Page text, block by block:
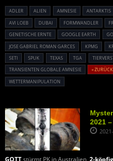
ADLER ALIEN AMNESIE ANTARKTIS
AVI LOEB
DUBAI FORMWANDLER
GENETISCHE ERNTE
GOOGLE EARTH
JOSE GABRIEL ROMAN GARCES
KPMG
SETI
SPUK TEXAS TGA
TRANSIENTEN GLOBALE AMNESIE
« ZURÜCK
WETTERMANIPULATION
2021 –